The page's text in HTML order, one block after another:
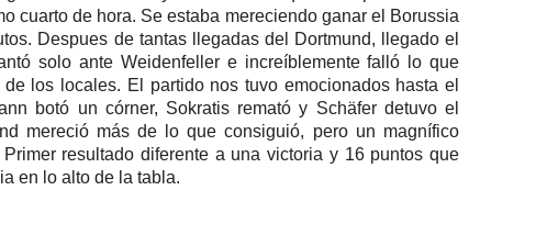
cuarto de hora. Se estaba mereciendo ganar el Borussia
Despues de tantas llegadas del Dortmund, llegado el
solo ante Weidenfeller e increíblemente falló lo que
los locales. El partido nos tuvo emocionados hasta el
botó un córner, Sokratis remató y Schäfer detuvo el
mereció más de lo que consiguió, pero un magnífico
resultado diferente a una victoria y 16 puntos que
en lo alto de la tabla.